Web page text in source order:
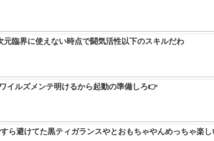
元臨界に使えない時点で闘気活性以下のスキルだわ
イルズメンテ明けるから起動の準備しろ👉
ら避けてた黒ティガランスやとおもちゃやんめっちゃ楽し